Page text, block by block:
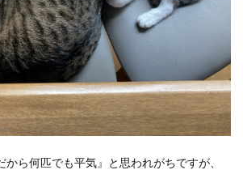
から何匹でも平気』と思われがちですが、